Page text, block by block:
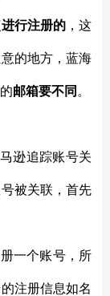
行注册的，这
的地方，蓝海
邮箱要不同 。
逊追踪账号关
被关联，首先
一个账号，所
注册信息如名